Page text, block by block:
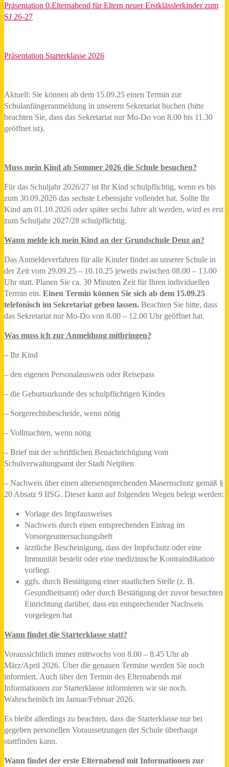
Präsentation 0.Elternabend für Eltern neuer Erstklässlerkinder zum
SJ 26-27
Präsentation Starterklasse 2026
Aktuell: Sie können ab dem 15.09.25 einen Termin zur
Schulanfängeranmeldung in unserem Sekretariat buchen (bitte
beachten Sie, dass das Sekretariat nur Mo-Do von 8.00 bis 11.30
geöffnet ist).
Muss mein Kind ab Sommer 2026 die Schule besuchen?
Für das Schuljahr 2026/27 ist Ihr Kind schulpflichtig, wenn es bis
zum 30.09.2026 das sechste Lebensjahr vollendet hat. Sollte Ihr
Kind am 01.10.2026 oder später sechs Jahre alt werden, wird es erst
zum Schuljahr 2027/28 schulpflichtig.
Wann melde ich mein Kind an der Grundschule Deuz an?
Das Anmeldeverfahren für alle Kinder findet an unserer Schule in
der Zeit vom 29.09.25 – 10.10.25 jeweils zwischen 08.00 – 13.00
Uhr statt. Planen Sie ca. 30 Minuten Zeit für Ihren individuellen
Termin ein. Einen Termin können Sie sich ab dem 15.09.25
telefonisch im Sekretariat geben lassen. Beachten Sie bitte, dass
das Sekretariat nur Mo-Do von 8.00 – 12.00 Uhr geöffnet hat.
Was muss ich zur Anmeldung mitbringen?
– Ihr Kind
– den eigenen Personalausweis oder Reisepass
– die Geburtsurkunde des schulpflichtigen Kindes
– Sorgerechtsbescheide, wenn nötig
– Vollmachten, wenn nötig
– Brief mit der schriftlichen Benachrichtigung vom
Schulverwaltungsamt der Stadt Netphen
– Nachweis über einen altersentsprechenden Masernschutz gemäß §
20 Absatz 9 IfSG. Dieser kann auf folgenden Wegen belegt werden:
Vorlage des Impfausweises
Nachweis durch einen entsprechenden Eintrag im
Vorsorgeuntersuchungsheft
ärztliche Bescheinigung, dass der Impfschutz oder eine
Immunität besteht oder eine medizinische Kontraindikation
vorliegt
ggfs. durch Bestätigung einer staatlichen Stelle (z. B.
Gesundheitsamt) oder durch Bestätigung der zuvor besuchten
Einrichtung darüber, dass ein entsprechender Nachweis
vorgelegen hat
Wann findet die Starterklasse statt?
Voraussichtlich immer mittwochs von 8.00 – 8.45 Uhr ab
März/April 2026. Über die genauen Termine werden Sie noch
informiert. Auch über den Termin des Elternabends mit
Informationen zur Starterklasse informieren wir sie noch.
Wahrscheinlich im Januar/Februar 2026.
Es bleibt allerdings zu beachten, dass die Starterklasse nur bei
gegeben personellen Voraussetzungen der Schule überhaupt
stattfinden kann.
Wann findet der erste Elternabend mit Informationen zur